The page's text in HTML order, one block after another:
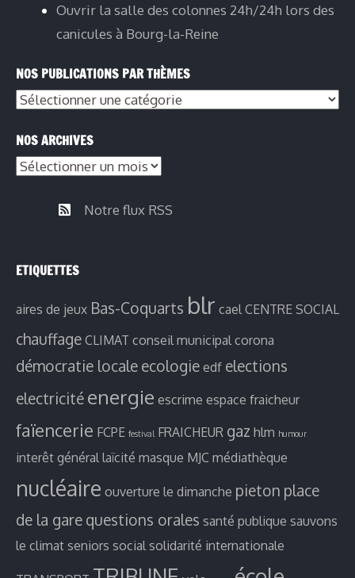
Ouvrir la salle des colonnes 24h/24h lors des
canicules à Bourg-la-Reine
NOS PUBLICATIONS PAR THÈMES
NOS ARCHIVES
Notre flux RSS
ETIQUETTES
aires de jeux Bas-Coquarts blr cael CENTRE SOCIAL
chauffage CLIMAT conseil municipal corona
démocratie locale ecologie edf elections
electricité energie escrime espace fraicheur
faïencerie FCPE festival FRAICHEUR gaz hlm humour
interêt général laïcité masque MJC médiathèque
nucléaire ouverture le dimanche pieton place
de la gare questions orales santé publique sauvons
le climat seniors social solidarité internationale